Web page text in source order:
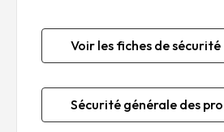
Voir les fiches de sécurité
Sécurité générale des